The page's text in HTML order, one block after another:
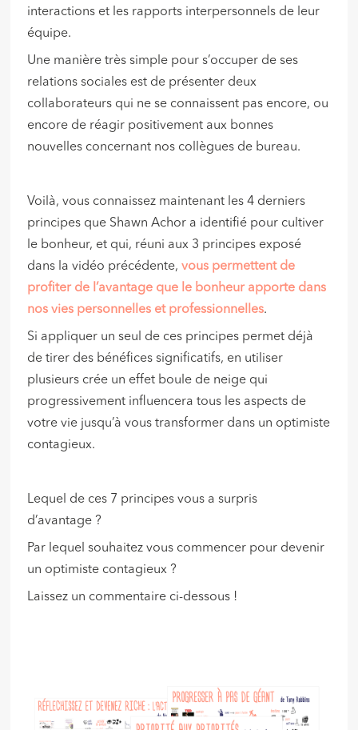
interactions et les rapports interpersonnels de leur
équipe.
Une manière très simple pour s’occuper de ses
relations sociales est de présenter deux
collaborateurs qui ne se connaissent pas encore, ou
encore de réagir positivement aux bonnes
nouvelles concernant nos collègues de bureau.
Voilà, vous connaissez maintenant les 4 derniers
principes que Shawn Achor a identifié pour cultiver
le bonheur, et qui, réuni aux 3 principes exposé
dans la vidéo précédente,vous permettent de
profiter de l’avantage que le bonheur apporte dans
nos vies personnelles et professionnelles.
Si appliquer un seul de ces principes permet déjà
de tirer des bénéfices significatifs, en utiliser
plusieurs crée un effet boule de neige qui
progressivement influencera tous les aspects de
votre vie jusqu’à vous transformer dans un optimiste
contagieux.
Lequel de ces 7 principes vous a surpris
d’avantage ?
Par lequel souhaitez vous commencer pour devenir
un optimiste contagieux ?
Laissez un commentaire ci-dessous !